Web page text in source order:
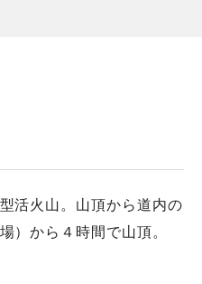
活火山。山頂から道内の
）から４時間で山頂。